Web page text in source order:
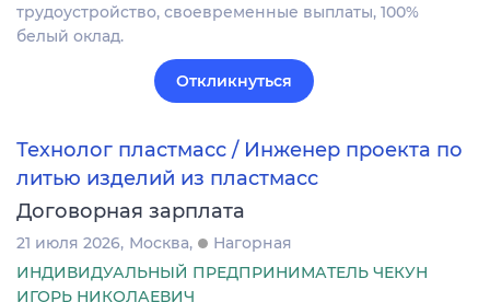
трудоустройство, своевременные выплаты, 100%
белый оклад.
Откликнуться
Технолог пластмасс / Инженер проекта по
литью изделий из пластмасс
Договорная зарплата
21 июля 2026 Москва
Нагорная
ИНДИВИДУАЛЬНЫЙ ПРЕДПРИНИМАТЕЛЬ ЧЕКУН
ИГОРЬ НИКОЛАЕВИЧ